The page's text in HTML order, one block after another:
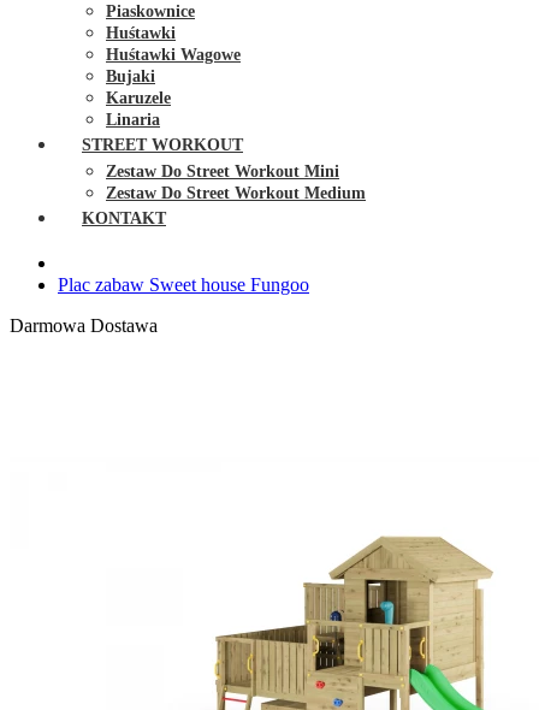
Piaskownice
Huśtawki
Huśtawki Wagowe
Bujaki
Karuzele
Linaria
STREET WORKOUT
Zestaw Do Street Workout Mini
Zestaw Do Street Workout Medium
KONTAKT
Plac zabaw Sweet house Fungoo
Darmowa Dostawa